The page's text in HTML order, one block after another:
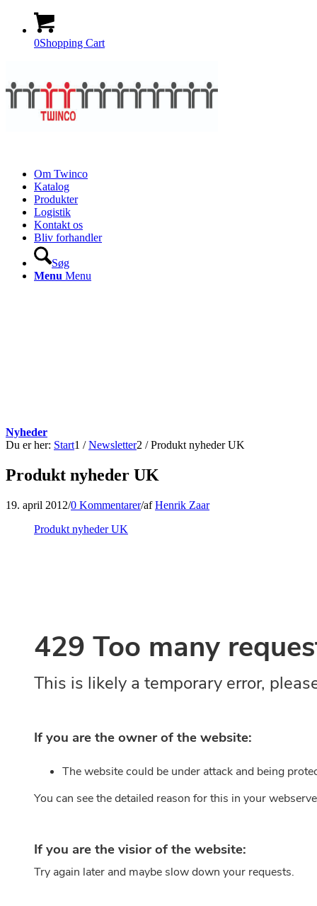
0Shopping Cart
Om Twinco
Katalog
Produkter
Logistik
Kontakt os
Bliv forhandler
Søg
Menu Menu
Nyheder
Du er her: Start1 / Newsletter2 / Produkt nyheder UK
Produkt nyheder UK
19. april 2012/0 Kommentarer/afHenrik Zaar
Produkt nyheder UK